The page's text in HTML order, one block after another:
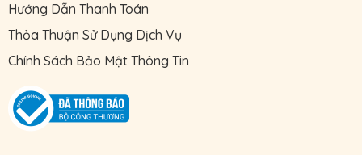
Hướng Dẫn Thanh Toán
Thỏa Thuận Sử Dụng Dịch Vụ
Chính Sách Bảo Mật Thông Tin